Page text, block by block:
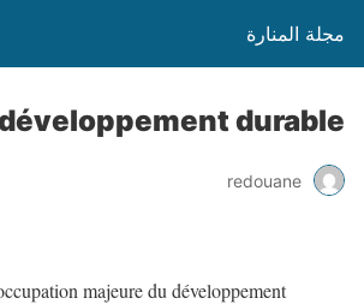
مجلة المنارة
durable.
redouane
majeure du développement